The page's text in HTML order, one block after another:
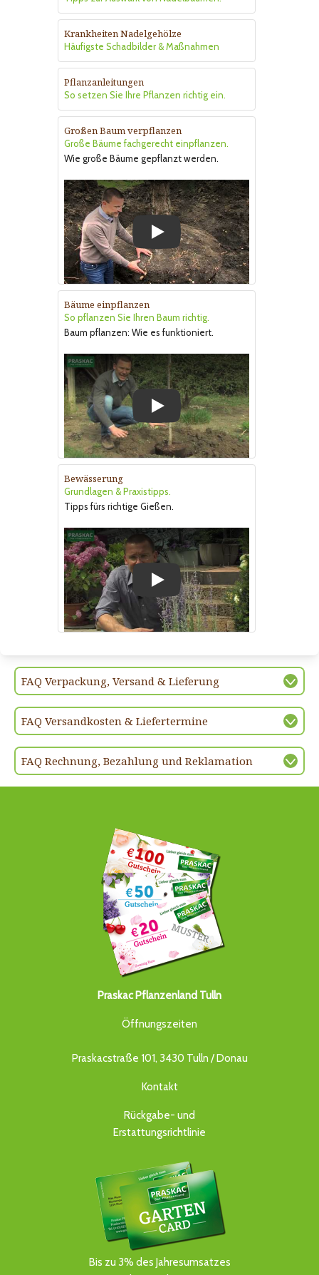
Krankheiten Nadelgehölze
Häufigste Schadbilder & Maßnahmen
Pflanzanleitungen
So setzen Sie Ihre Pflanzen richtig ein.
Großen Baum verpflanzen
Große Bäume fachgerecht einpflanzen.
Wie große Bäume gepflanzt werden.
Play
Bäume einpflanzen
So pflanzen Sie Ihren Baum richtig.
Baum pflanzen: Wie es funktioniert.
Play
Bewässerung
Grundlagen & Praxistipps.
Tipps fürs richtige Gießen.
Play
FAQ Verpackung, Versand & Lieferung
FAQ Versandkosten & Liefertermine
FAQ Rechnung, Bezahlung und Reklamation
Praskac Pflanzenland Tulln
Öffnungszeiten
Praskacstraße 101, 3430 Tulln / Donau
Kontakt
Rückgabe- und
Erstattungsrichtlinie
Bis zu 3% des Jahresumsatzes